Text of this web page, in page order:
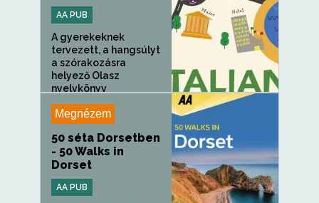
AA PUB
A gyerekeknek
tervezett, a hangsúlyt
a szórakozásra
helyező Olasz
nyelvkönyv
tökéletes a...
Megnézem
50 séta Dorsetben
- 50 Walks in
Dorset
AA PUB